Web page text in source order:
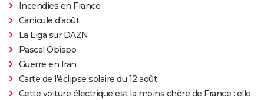
Incendies en France
Canicule d'août
La Liga sur DAZN
Pascal Obispo
Guerre en Iran
Carte de l'éclipse solaire du 12 août
Cette voiture électrique est la moins chère de France : elle